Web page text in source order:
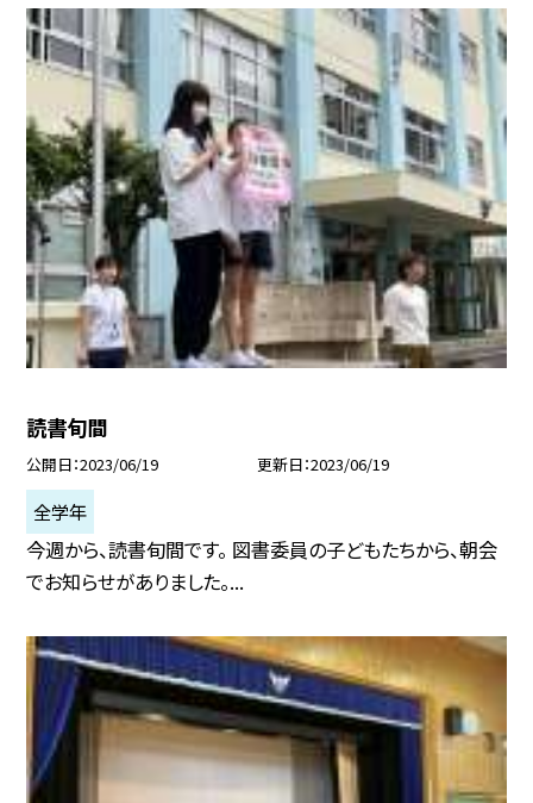
読書旬間
公開日 2023/06/19 更新日 2023/06/19
全学年
今週から、読書旬間です。 図書委員の子どもたちから、朝会
でお知らせがありました。...